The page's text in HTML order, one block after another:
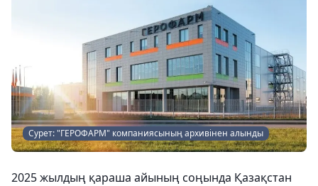
Сурет: "ГЕРОФАРМ" компаниясының архивінен алынды
2025 жылдың қараша айының соңында Қазақстан